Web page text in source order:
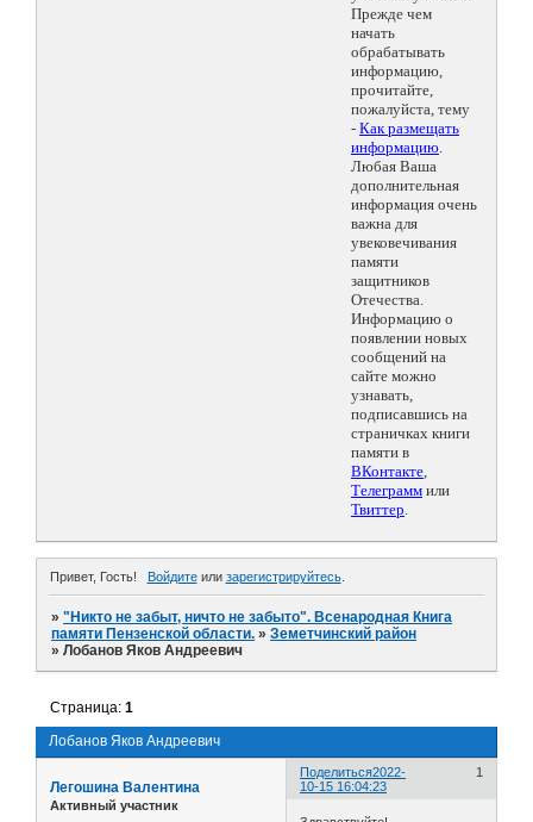
Прежде чем
начать
обрабатывать
информацию,
прочитайте,
пожалуйста, тему
- Как размещать
информацию.
Любая Ваша
дополнительная
информация очень
важна для
увековечивания
памяти
защитников
Отечества.
Информацию о
появлении новых
сообщений на
сайте можно
узнавать,
подписавшись на
страничках книги
памяти в
ВКонтакте,
Телеграмм или
Твиттер.
Привет, Гость! Войдитеили зарегистрируйтесь.
»"Никто не забыт, ничто не забыто". Всенародная Книга
памяти Пензенской области. »Земетчинский район
»Лобанов Яков Андреевич
Лобанов Яков Андреевич
Страница:1
Поделиться 1
2022-
10-15 16:04:23
Легошина Валентина
Активный участник